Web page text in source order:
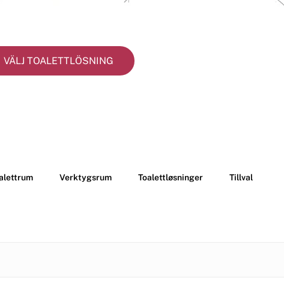
VÄLJ TOALETTLÖSNING
Verktygsrum Toalettløsninger Tillval